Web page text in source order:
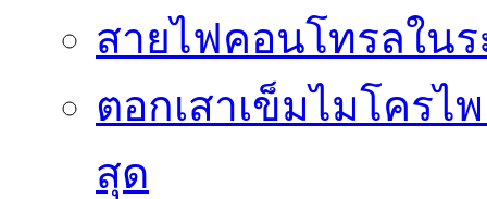
สายไฟคอนโทรลในร
ตอกเสาเข็มไมโคร
สุด